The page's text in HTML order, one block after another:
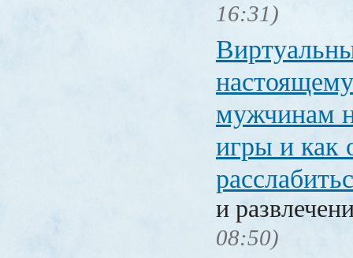
16:31)
мужчинам
игры и как
и
08:50)